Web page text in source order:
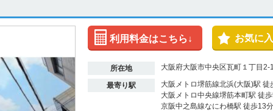
利用料金はこちら↓ お気に
所在地 大阪府大阪市中央区瓦町１丁目2-
最寄り駅
大阪メトロ堺筋線北浜(大阪)駅 徒
大阪メトロ中央線堺筋本町駅 徒
京阪中之島線なにわ橋駅 徒歩13分